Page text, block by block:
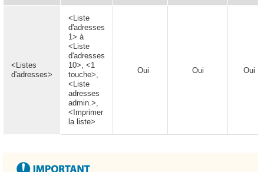
<Listes
d'adresses>
<Liste
d'adresses
1> à
<Liste
d'adresses
10>, <1
touche>,
<Liste
adresses
admin.>,
<Imprimer
la liste>
Oui Oui Oui